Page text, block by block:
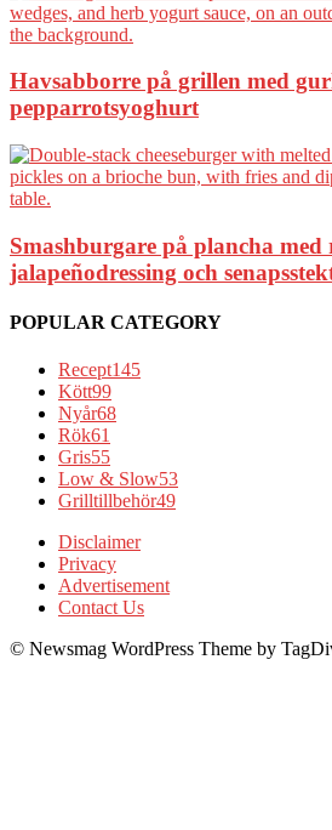
Havsabborre på grillen med
pepparrotsyoghurt
Smashburgare på plancha med
jalapeñodressing och
POPULAR CATEGORY
Recept145
Kött99
Nyår68
Rök61
Gris55
Low & Slow53
Grilltillbehör49
Disclaimer
Privacy
Advertisement
Contact Us
© Newsmag WordPress Theme by